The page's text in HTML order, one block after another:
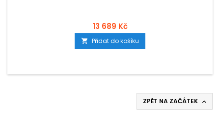
13 689 Kč
 Přidat do košíku
ZPĚT NA ZAČÁTEK 